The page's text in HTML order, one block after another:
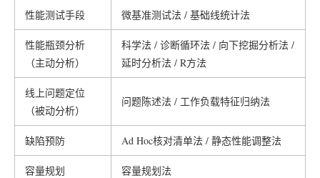
性能测试手段 微基准测试法 / 基础线统计法
性能瓶颈分析
（主动分析）
科学法 / 诊断循环法 / 向下挖掘分析法 /
延时分析法 / R方法
线上问题定位
（被动分析）
问题陈述法 / 工作负载特征归纳法
缺陷预防 Ad Hoc核对清单法 / 静态性能调整法
容量规划 容量规划法